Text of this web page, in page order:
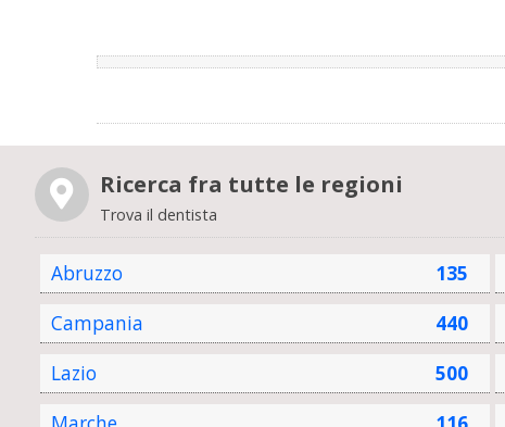
Ricerca fra tutte le regioni
Trova il dentista
Abruzzo 135
Campania
440
Lazio
500